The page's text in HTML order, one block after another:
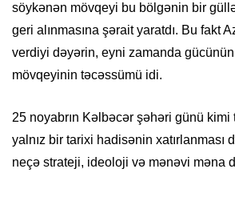
söykənən mövqeyi bu bölgənin bir
geri alınmasına şərait yaratdı. Bu fakt
verdiyi dəyərin, eyni zamanda
mövqeyinin təcəssümü idi.
25 noyabrın Kəlbəcər şəhəri günü kimi
yalnız bir tarixi hadisənin xatırlanması
neçə strateji, ideoloji və mənəvi məna